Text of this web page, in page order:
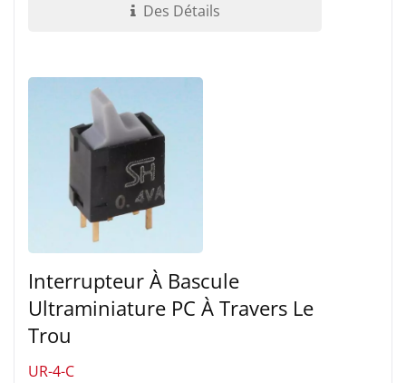
Des Détails
Interrupteur À Bascule
Ultraminiature PC À Travers Le
Trou
UR-4-C